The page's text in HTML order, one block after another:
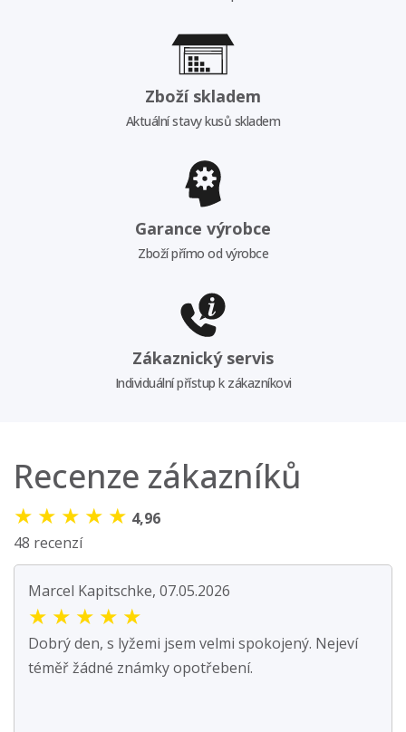
Zboží skladem
Aktuální stavy kusů skladem
Garance výrobce
Zboží přímo od výrobce
Zákaznický servis
Individuální přístup k zákazníkovi
Recenze zákazníků
★ ★ ★ ★ ★ 4,96
48 recenzí
Marcel Kapitschke, 07.05.2026
★ ★ ★ ★ ★
Dobrý den, s lyžemi jsem velmi spokojený. Nejeví
téměř žádné známky opotřebení.